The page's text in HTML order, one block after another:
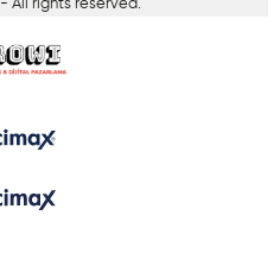
- All rights reserved.